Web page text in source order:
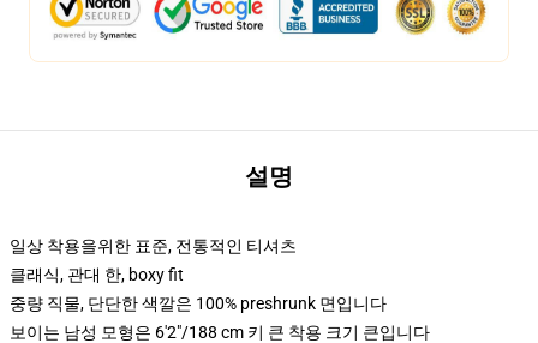
설명
일상 착용을위한 표준, 전통적인 티셔츠
클래식, 관대 한, boxy fit
중량 직물, 단단한 색깔은 100% preshrunk 면입니다
보이는 남성 모형은 6'2"/188 cm 키 큰 착용 크기 큰입니다